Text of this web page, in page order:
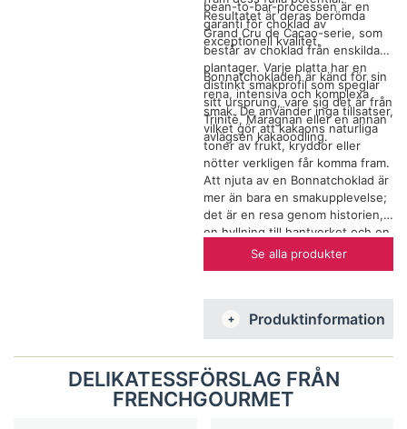
bean-to-bar-processen är en
garanti för choklad av
exceptionell kvalitet.
Resultatet är deras berömda
Grand Cru de Cacao-serie, som
består av choklad från enskilda
plantager. Varje platta har en
distinkt smakprofil som speglar
sitt ursprung, vare sig det är från
Trinité, Maragnan eller en annan
avlägsen kakaoodling.
Bonnatchokladen är känd för sin
rena, intensiva och komplexa
smak. De använder inga tillsatser,
vilket gör att kakaons naturliga
toner av frukt, kryddor eller
nötter verkligen får komma fram.
Att njuta av en Bonnatchoklad är
mer än bara en smakupplevelse;
det är en resa genom historien,
en hyllning till hantverket och en
utforskning av kakaobönans
Se alla produkter
Produktinformation
DELIKATESSFÖRSLAG FRÅN
FRENCHGOURMET